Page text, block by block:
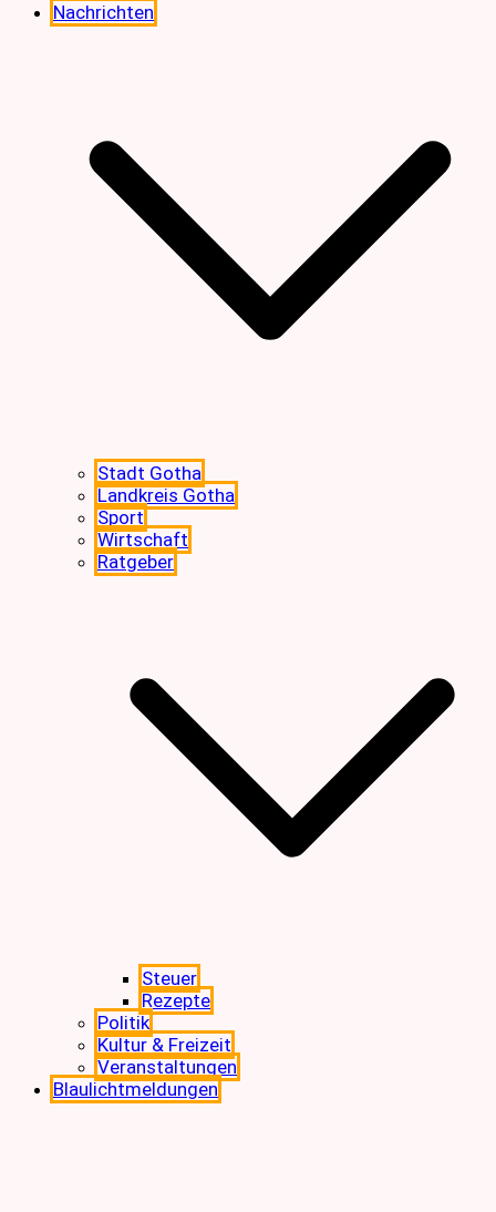
Nachrichten
Stadt Gotha
Landkreis Gotha
Sport
Wirtschaft
Ratgeber
Steuer
Rezepte
Politik
Kultur & Freizeit
Veranstaltungen
Blaulichtmeldungen